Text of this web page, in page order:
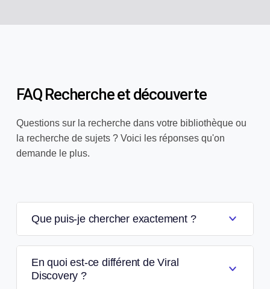
FAQ Recherche et découverte
Questions sur la recherche dans votre bibliothèque ou
la recherche de sujets ? Voici les réponses qu'on
demande le plus.
Que puis-je chercher exactement ?
En quoi est-ce différent de Viral
Discovery ?